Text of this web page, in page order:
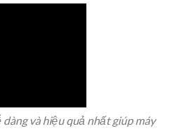
dàng và hiệu quả nhất giúp máy